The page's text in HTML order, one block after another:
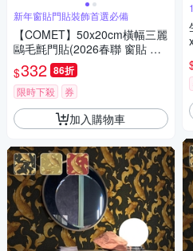
新年窗貼門貼裝飾首選必備
【COMET】50x20cm橫幅三麗
鷗毛氈門貼(2026春聯 窗貼 門
貼/SWT22609-14)
$332 86折
限時下殺 券
加入購物車